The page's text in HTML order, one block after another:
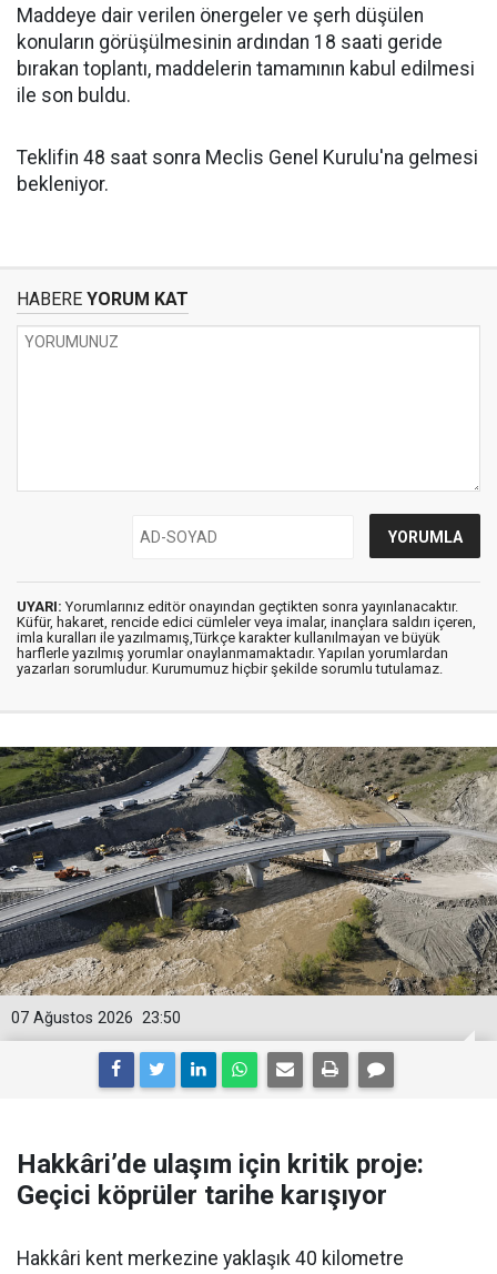
Maddeye dair verilen önergeler ve şerh düşülen
konuların görüşülmesinin ardından 18 saati geride
bırakan toplantı, maddelerin tamamının kabul edilmesi
ile son buldu.
Teklifin 48 saat sonra Meclis Genel Kurulu'na gelmesi
bekleniyor.
HABERE YORUM KAT
UYARI: Yorumlarınız editör onayından geçtikten sonra yayınlanacaktır.
Küfür, hakaret, rencide edici cümleler veya imalar, inançlara saldırı içeren,
imla kuralları ile yazılmamış,Türkçe karakter kullanılmayan ve büyük
harflerle yazılmış yorumlar onaylanmamaktadır. Yapılan yorumlardan
yazarları sorumludur. Kurumumuz hiçbir şekilde sorumlu tutulamaz.
23:50
07 Ağustos 2026
Hakkâri’de ulaşım için kritik proje:
Geçici köprüler tarihe karışıyor
Hakkâri kent merkezine yaklaşık 40 kilometre